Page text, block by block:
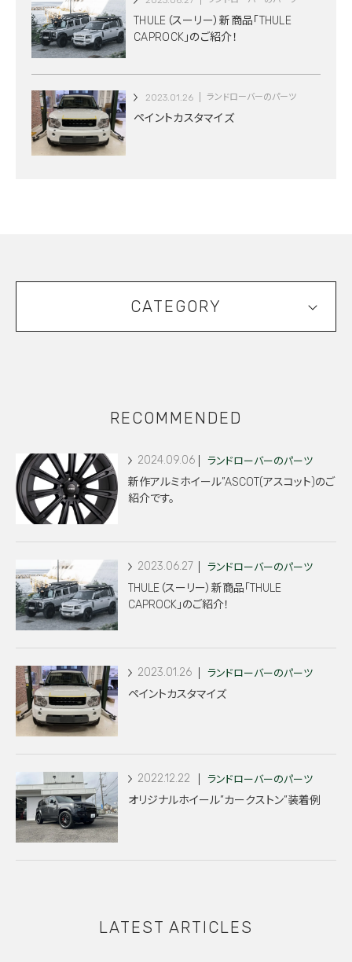
THULE（スーリー）新商品「THULE
CAPROCK」のご紹介！
2023.01.26 ランドローバーのパーツ
ペイントカスタマイズ
CATEGORY
RECOMMENDED
2024.09.06 ランドローバーのパーツ
新作アルミホイール”ASCOT(アスコット)のご
紹介です。
2023.06.27 ランドローバーのパーツ
THULE（スーリー）新商品「THULE
CAPROCK」のご紹介！
2023.01.26 ランドローバーのパーツ
ペイントカスタマイズ
2022.12.22 ランドローバーのパーツ
オリジナルホイール”カークストン”装着例
LATEST ARTICLES